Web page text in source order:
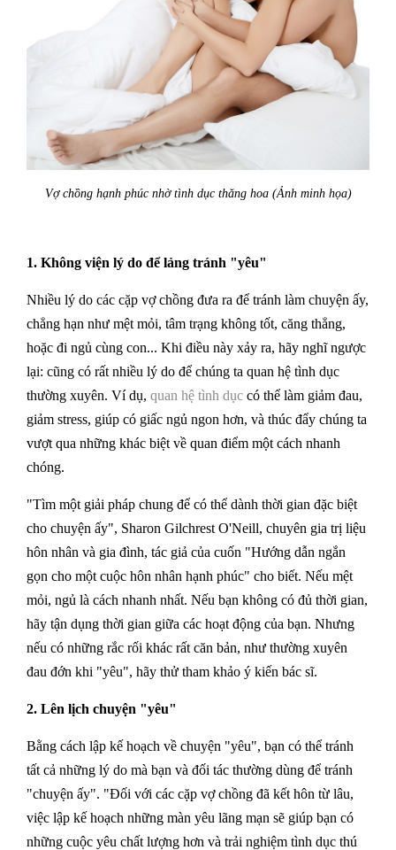
Vợ chồng hạnh phúc nhờ tình dục thăng hoa (Ảnh minh họa)
1. Không viện lý do để lảng tránh "yêu"
Nhiều lý do các cặp vợ chồng đưa ra để tránh làm chuyện ấy,
chẳng hạn như mệt mỏi, tâm trạng không tốt, căng thẳng,
hoặc đi ngủ cùng con... Khi điều này xảy ra, hãy nghĩ ngược
lại: cũng có rất nhiều lý do để chúng ta quan hệ tình dục
thường xuyên. Ví dụ, quan hệ tình dục có thể làm giảm đau,
giảm stress, giúp có giấc ngủ ngon hơn, và thúc đẩy chúng ta
vượt qua những khác biệt về quan điểm một cách nhanh
chóng.
"Tìm một giải pháp chung để có thể dành thời gian đặc biệt
cho chuyện ấy", Sharon Gilchrest O'Neill, chuyên gia trị liệu
hôn nhân và gia đình, tác giả của cuốn "Hướng dẫn ngắn
gọn cho một cuộc hôn nhân hạnh phúc" cho biết. Nếu mệt
mỏi, ngủ là cách nhanh nhất. Nếu bạn không có đủ thời gian,
hãy tận dụng thời gian giữa các hoạt động của bạn. Nhưng
nếu có những rắc rối khác rất căn bản, như thường xuyên
đau đớn khi "yêu", hãy thử tham khảo ý kiến bác sĩ.
2. Lên lịch chuyện "yêu"
Bằng cách lập kế hoạch về chuyện "yêu", bạn có thể tránh
tất cả những lý do mà bạn và đối tác thường dùng để tránh
"chuyện ấy". "Đối với các cặp vợ chồng đã kết hôn từ lâu,
việc lập kế hoạch những màn yêu lãng mạn sẽ giúp bạn có
những cuộc yêu chất lượng hơn và trải nghiệm tình dục thú